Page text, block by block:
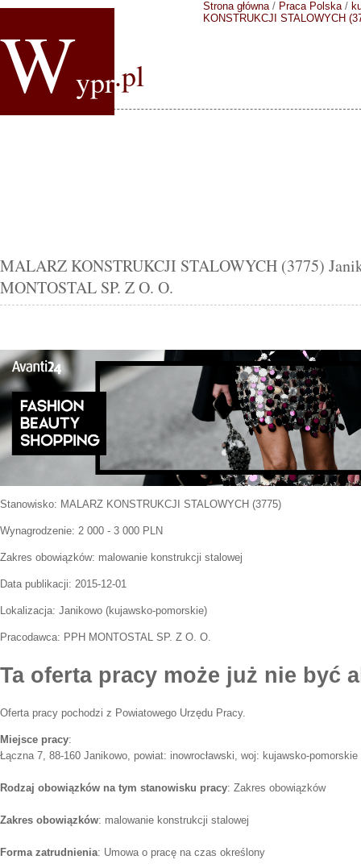
Wypr.pl
Strona główna/ Praca Polska/
KONSTRUKCJI STALOWYCH
MALARZ KONSTRUKCJI STALOWYCH (3775)
MONTOSTAL SP. Z O. O.
Stanowisko: MALARZ KONSTRUKCJI STALOWYCH (3775)
Wynagrodzenie: 2 000 - 3 000 PLN
Zakres obowiązków: malowanie konstrukcji stalowej
Data publikacji: 2015-12-01
Lokalizacja: Janikowo (kujawsko-pomorskie)
Pracodawca: PPH MONTOSTAL SP. Z O. O.
Ta oferta pracy może już nie być
Oferta pracy pochodzi z Powiatowego Urzędu Pracy.
Miejsce pracy:
Łączna 7, 88-160 Janikowo, powiat: inowrocławski, woj: kujawsko-pomorskie
Rodzaj obowiązków na tym stanowisku pracy: Zakres obowiązków
Zakres obowiązków: malowanie konstrukcji stalowej
Forma zatrudnienia: Umowa o pracę na czas określony